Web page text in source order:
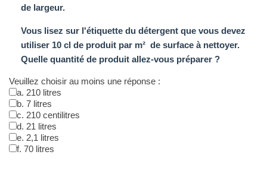
de largeur.
Vous lisez sur l'étiquette du détergent que vous devez
utiliser 10 cl de produit par m² de surface à nettoyer.
Quelle quantité de produit allez-vous préparer ?
Veuillez choisir au moins une réponse :
a. 210 litres
b. 7 litres
c. 210 centilitres
d. 21 litres
e. 2,1 litres
f. 70 litres